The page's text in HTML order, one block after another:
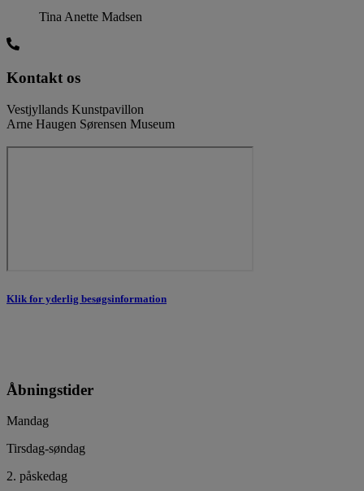
Tina Anette Madsen
Kontakt os
Vestjyllands Kunstpavillon
Arne Haugen Sørensen Museum
Klik for yderlig besøgsinformation
Åbningstider
Mandag
Tirsdag-søndag
2. påskedag